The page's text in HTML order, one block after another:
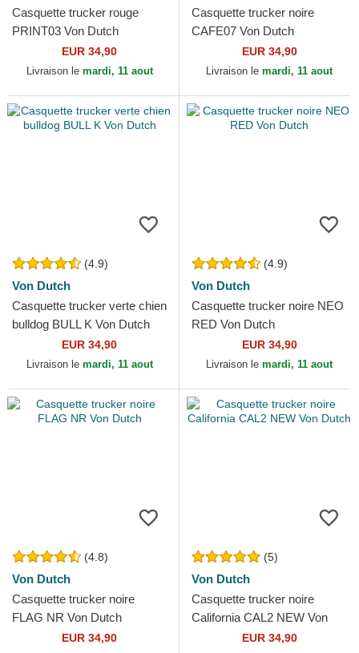
Casquette trucker rouge
PRINT03 Von Dutch
EUR 34,90
Livraison le mardi, 11 aout
Casquette trucker noire
CAFE07 Von Dutch
EUR 34,90
Livraison le mardi, 11 aout
(4.9)
Von Dutch
Casquette trucker verte chien
bulldog BULL K Von Dutch
EUR 34,90
Livraison le mardi, 11 aout
(4.9)
Von Dutch
Casquette trucker noire NEO
RED Von Dutch
EUR 34,90
Livraison le mardi, 11 aout
(4.8)
Von Dutch
Casquette trucker noire
FLAG NR Von Dutch
EUR 34,90
(5)
Von Dutch
Casquette trucker noire
California CAL2 NEW Von
EUR 34,90